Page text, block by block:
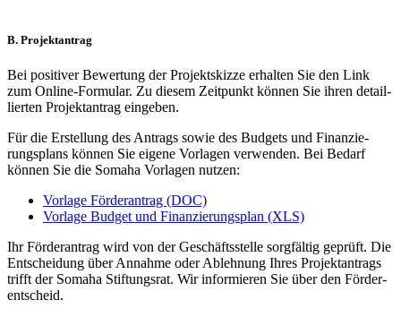
B. Projektantrag
Bei posi­ti­ver Bewer­tung der Pro­jekt­skizze erhal­ten Sie den Link
zum Online-For­­mu­lar. Zu die­sem Zeit­punkt kön­nen Sie ihren detail­
lier­ten Pro­jekt­an­trag ein­ge­ben.
Für die Erstel­lung des Antrags sowie des Bud­gets und Finan­zie­
rungs­plans kön­nen Sie eigene Vor­la­gen ver­wen­den. Bei Bedarf
kön­nen Sie die Somaha Vor­la­gen nut­zen:
Vor­lage För­der­an­trag (DOC)
Vor­lage Bud­get und Finan­zie­rungs­plan (XLS)
Ihr För­der­an­trag wird von der Geschäfts­stelle sorg­fäl­tig geprüft. Die
Ent­schei­dung über Annahme oder Ableh­nung Ihres Pro­jekt­an­trags
trifft der Somaha Stif­tungs­rat. Wir infor­mie­ren Sie über den För­der­
ent­scheid.